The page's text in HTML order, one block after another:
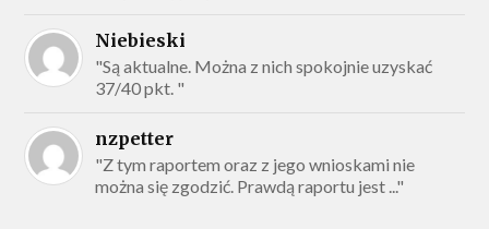
Niebieski
"Są aktualne. Można z nich spokojnie uzyskać
37/40 pkt. "
nzpetter
"Z tym raportem oraz z jego wnioskami nie
można się zgodzić. Prawdą raportu jest ..."